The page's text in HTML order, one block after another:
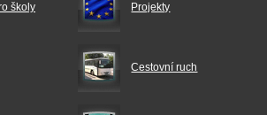
školy Projekty
Cestovní ruch